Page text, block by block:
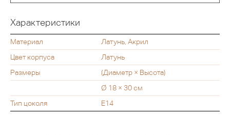
Характеристики
Материал
Латунь, Акрил
Цвет корпуса
Латунь
Размеры
(Диаметр × Высота)
Ø 18 × 30 см
Тип цоколя
Е14